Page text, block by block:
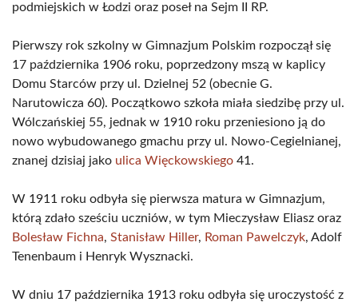
podmiejskich w Łodzi oraz poseł na Sejm II RP.
Pierwszy rok szkolny w Gimnazjum Polskim rozpoczął się
17 października 1906 roku, poprzedzony mszą w kaplicy
Domu Starców przy ul. Dzielnej 52 (obecnie G.
Narutowicza 60). Początkowo szkoła miała siedzibę przy ul.
Wólczańskiej 55, jednak w 1910 roku przeniesiono ją do
nowo wybudowanego gmachu przy ul. Nowo-Cegielnianej,
znanej dzisiaj jako ulica Więckowskiego 41.
W 1911 roku odbyła się pierwsza matura w Gimnazjum,
którą zdało sześciu uczniów, w tym Mieczysław Eliasz oraz
Bolesław Fichna, Stanisław Hiller, Roman Pawelczyk, Adolf
Tenenbaum i Henryk Wysznacki.
W dniu 17 października 1913 roku odbyła się uroczystość z